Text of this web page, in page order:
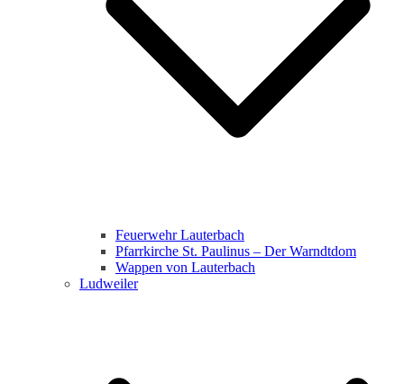
Feuerwehr Lauterbach
Pfarrkirche St. Paulinus – Der Warndtdom
Wappen von Lauterbach
Ludweiler